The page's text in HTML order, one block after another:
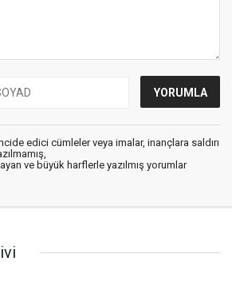
edici cümleler veya imalar, inançlara saldırı
ve büyük harflerle yazılmış yorumlar